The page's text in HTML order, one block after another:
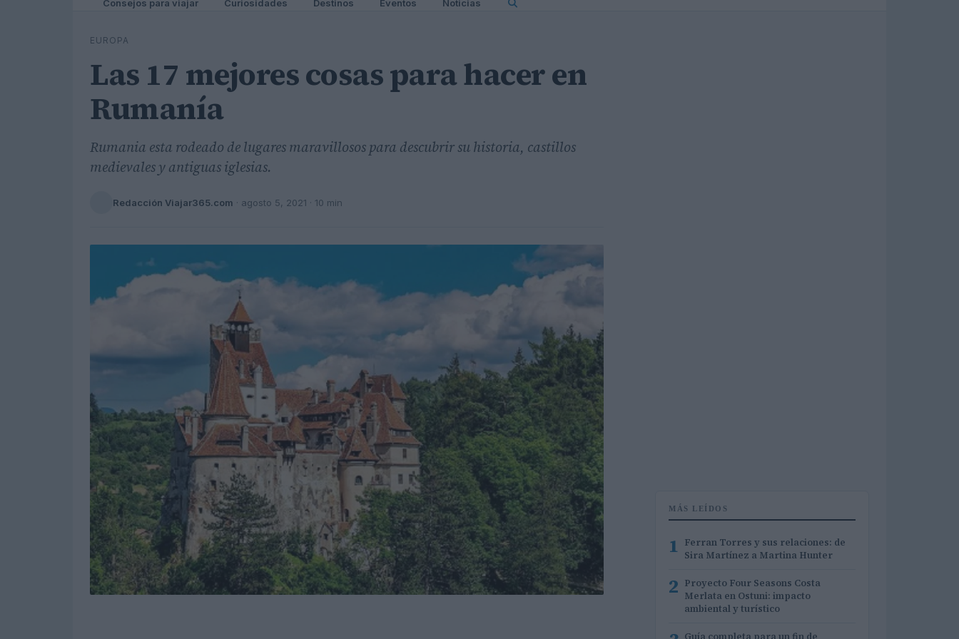
Consejos para viajar Curiosidades Destinos Eventos Noticias
EUROPA
Las 17 mejores cosas para hacer en
Rumanía
Rumania esta rodeado de lugares maravillosos para descubrir su historia, castillos
medievales y antiguas iglesias.
Redacción Viajar365.com · agosto 5, 2021 · 10 min
MÁS LEÍDOS
1 Ferran Torres y sus relaciones: de
Sira Martínez a Martina Hunter
2 Proyecto Four Seasons Costa
Merlata en Ostuni: impacto
ambiental y turístico
Guía completa para un fin de